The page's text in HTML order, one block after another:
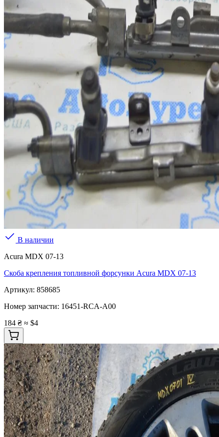
В наличии
Acura MDX 07-13
Скоба крепления топливной форсунки Acura MDX 07-13
Артикул: 858685
Номер запчасти: 16451-RCA-A00
184 ₴ ≈ $4